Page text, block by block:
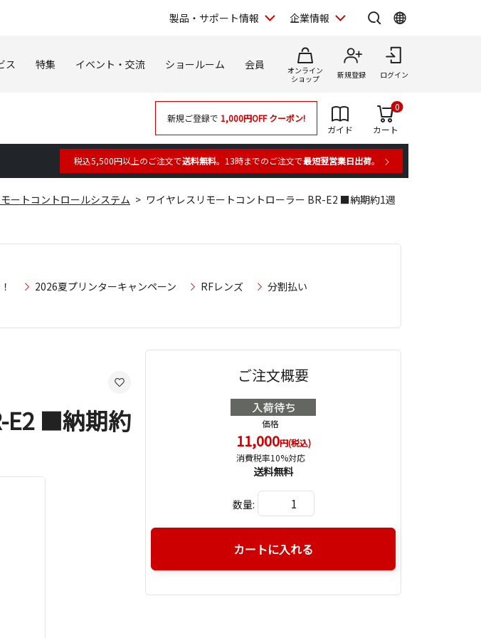
製品・サポート情報 企業情報
ス 特集 イベント・交流 ショールーム 会員
オンライン
ショップ
新規登録 ログイン
新規ご登録で 1,000円OFFクーポン!
ガイド
カート
0
税込5,500円以上のご注文で送料無料。13時までのご注文で最短翌営業日出荷。
モートコントロールシステム
ワイヤレスリモートコントローラー BR-E2 ■納期約1週
2026夏プリンターキャンペーン RFレンズ
分割払い
E2 ■納期約
ご注文概要
価格
11,000円(税込)
消費税率10%対応
送料無料
数量:
カートに入れる